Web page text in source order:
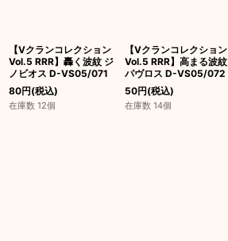
【Vクランコレクション
Vol.5 RRR】轟く波紋 ジ
ノビオス D-VS05/071
80円(税込)
在庫数 12個
【Vクランコレクション
Vol.5 RRR】高まる波紋
パヴロス D-VS05/072
50円(税込)
在庫数 14個